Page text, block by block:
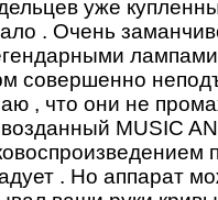
м Акустическая система Music Angel 2.5:
Plate Current (max) 230 mA Plate
уже
. Очень
совершенно
, что они не
MUSIC
. Но аппарат